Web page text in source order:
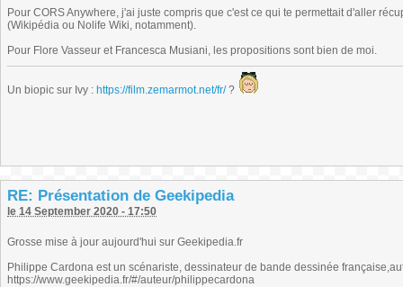
Pour CORS Anywhere, j'ai juste compris que c'est ce qui te permettait d'aller
(Wikipédia ou Nolife Wiki, notamment).
Pour Flore Vasseur et Francesca Musiani, les propositions sont bien de moi.
Un biopic sur Ivy : https://film.zemarmot.net/fr/?
RE: Présentation de Geekipedia
le 14 September 2020 - 17:50
Grosse mise à jour aujourd'hui sur Geekipedia.fr
Philippe Cardona est un scénariste, dessinateur de bande dessinée
https://www.geekipedia.fr/#/auteur/philippecardona